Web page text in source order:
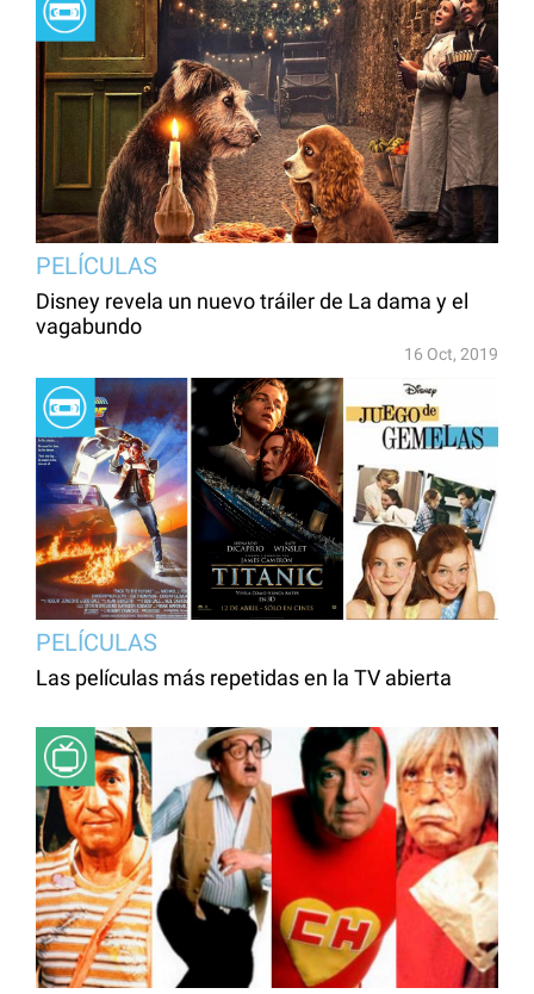
PELÍCULAS
Disney revela un nuevo tráiler de La dama y el
vagabundo
16 Oct, 2019
PELÍCULAS
Las películas más repetidas en la TV abierta